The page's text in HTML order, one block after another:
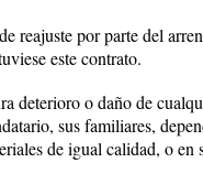
reajuste por parte del
este contrato.
deterioro o daño de
sus familiares,
de igual calidad, o